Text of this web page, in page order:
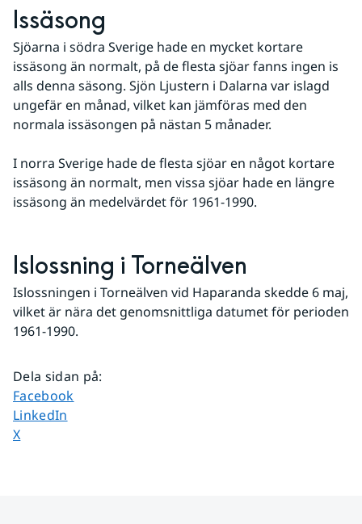
Issäsong
Sjöarna i södra Sverige hade en mycket kortare
issäsong än normalt, på de flesta sjöar fanns ingen is
alls denna säsong. Sjön Ljustern i Dalarna var islagd
ungefär en månad, vilket kan jämföras med den
normala issäsongen på nästan 5 månader.
I norra Sverige hade de flesta sjöar en något kortare
issäsong än normalt, men vissa sjöar hade en längre
issäsong än medelvärdet för 1961-1990.
Islossning i Torneälven
Islossningen i Torneälven vid Haparanda skedde 6 maj,
vilket är nära det genomsnittliga datumet för perioden
1961-1990.
Dela sidan på:
Dela sidan på
Facebook
Dela sidan på
LinkedIn
Dela sidan på
X